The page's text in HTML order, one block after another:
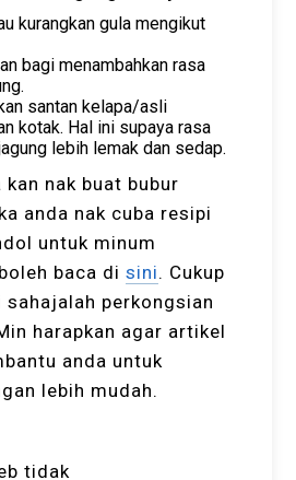
kurangkan gula mengikut
bagi menambahkan rasa
santan kelapa/asli
kotak. Hal ini supaya rasa
lebih lemak dan sedap.
kan nak buat bubur
anda nak cuba resipi
untuk minum
baca disini. Cukup
perkongsian
harapkan agar artikel
anda untuk
lebih mudah.
tidak